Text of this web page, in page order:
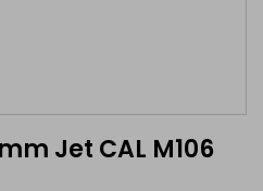
Jet CAL M106